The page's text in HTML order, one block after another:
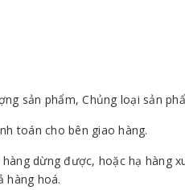
sản phẩm, Chủng loại sản
toán cho bên giao hàng.
dừng được, hoặc hạ hàng
hàng hoá.